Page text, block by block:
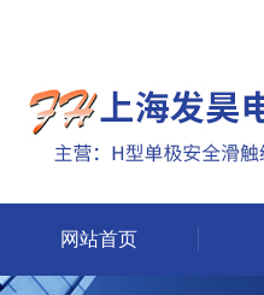
网站首页